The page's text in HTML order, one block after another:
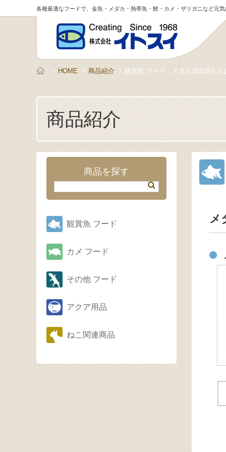
各種最適なフードで、金魚・メダカ・熱帯魚・鯉・カメ・ザリガニなど元
HOME 商品紹介 観賞魚 フード : メダカ成魚高たん
商品紹介
商品を探す
観賞魚 フード
カメ フード
その他 フード
アクア用品
ねこ関連商品
メ